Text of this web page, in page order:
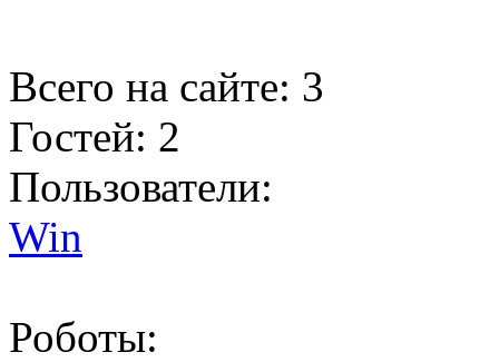
Всего на сайте: 3
Гостей: 2
Пользователи:
Win
Роботы: